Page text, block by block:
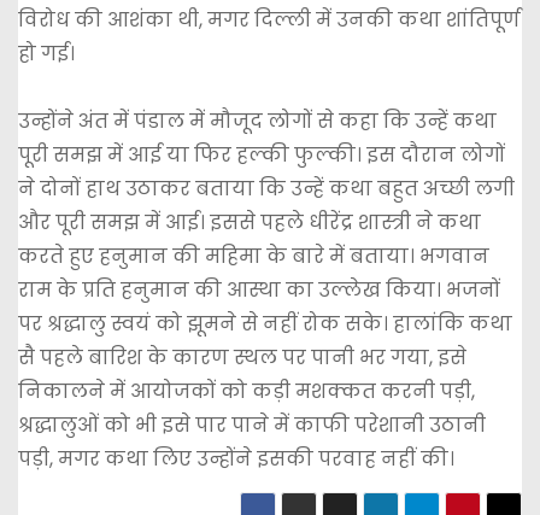
विरोध की आशंका थी, मगर दिल्ली में उनकी कथा शांतिपूर्ण
हो गई।
उन्होंने अंत में पंडाल में मौजूद लोगों से कहा कि उन्हें कथा
पूरी समझ में आई या फिर हल्की फुल्की। इस दौरान लोगों
ने दोनों हाथ उठाकर बताया कि उन्हें कथा बहुत अच्छी लगी
और पूरी समझ में आई। इससे पहले धीरेंद्र शास्त्री ने कथा
करते हुए हनुमान की महिमा के बारे में बताया। भगवान
राम के प्रति हनुमान की आस्था का उल्लेख किया। भजनों
पर श्रद्धालु स्वयं को झूमने से नहीं रोक सके। हालांकि कथा
सै पहले बारिश के कारण स्थल पर पानी भर गया, इसे
निकालने में आयोजकों को कड़ी मशक्कत करनी पड़ी,
श्रद्धालुओं को भी इसे पार पाने में काफी परेशानी उठानी
पड़ी, मगर कथा लिए उन्होंने इसकी परवाह नहीं की।